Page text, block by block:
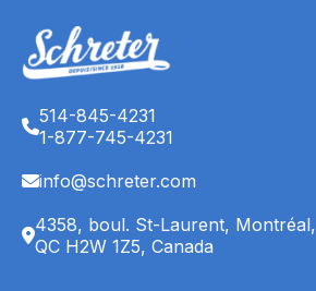
514-845-4231
1-877-745-4231
info@schreter.com
4358, boul. St-Laurent, Montréal,
QC H2W 1Z5, Canada